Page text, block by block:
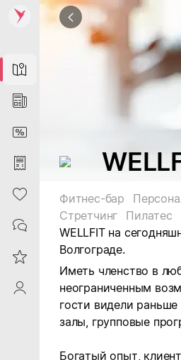
Map
News
DiscountCard
Purchases
Heart
Contacts
Reviews
ProfileSaby
Фитнес-бар
Стретчинг
Пилатес
WELLFIT на
Волгограде.
Иметь членство в
неограниченным
гости видели
залы, групповые
Богатый опыт,